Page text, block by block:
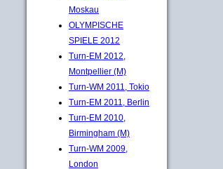
Moskau
OLYMPISCHE
SPIELE 2012
Turn-EM 2012,
Montpellier (M)
Turn-WM 2011, Tokio
Turn-EM 2011, Berlin
Turn-EM 2010,
Birmingham (M)
Turn-WM 2009,
London